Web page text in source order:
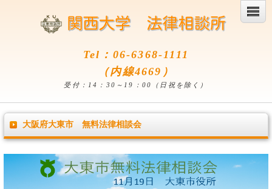
Tel：06-6368-1111
（内線4669）
受付：14：30～19：00（日祝を除く）
大阪府大東市 無料法律相談会